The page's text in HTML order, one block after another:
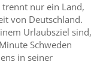
trennt nur ein Land,
von Deutschland.
Urlaubsziel sind,
Schweden
in seiner